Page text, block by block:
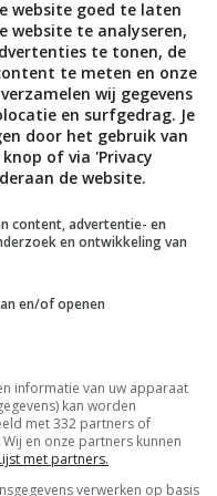
de oven. Gaar de
uit de oven
op want het glas is heet.
in passen. Zet de
2 minuten of tot de
erbij! Haal de potten
Bewaar
website goed te laten
website te analyseren,
te tonen, de
te meten en onze
wij gegevens
en surfgedrag. Je
door het gebruik van
of via 'Privacy
de website.
content, advertentie- en
en ontwikkeling van
en/of openen
informatie van uw apparaat
kan worden
met 332 partners of
en onze partners kunnen
met partners.
verwerken op basis